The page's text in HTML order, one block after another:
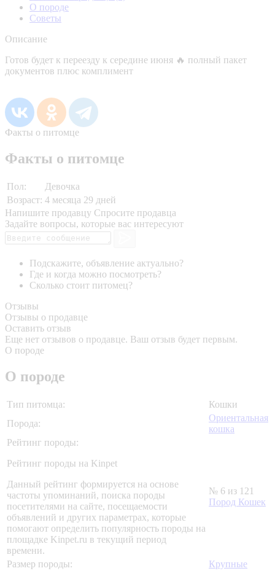
О породе
Советы
Описание
Готов будет к переезду к середине июня 🔥 полный пакет
документов плюс комплимент
Факты о питомце
Факты о питомце
Пол:
Девочка
Возраст: 4 месяца 29 дней
Напишите продавцу Спросите продавца
Задайте вопросы, которые вас интересуют
Подскажите, объявление актуально?
Где и когда можно посмотреть?
Сколько стоит питомец?
Отзывы
Отзывы о продавце
Оставить отзыв
Еще нет отзывов о продавце. Ваш отзыв будет первым.
О породе
О породе
Тип питомца:
Кошки
Порода:
Ориентальная
кошка
Рейтинг породы:
Рейтинг породы на Kinpet
Данный рейтинг формируется на основе
частоты упоминаний, поиска породы
посетителями на сайте, посещаемости
объявлений и других параметрах, которые
помогают определить популярность породы на
площадке Kinpet.ru в текущий период
времени.
№ 6 из 121
Пород Кошек
Размер породы:
Крупные